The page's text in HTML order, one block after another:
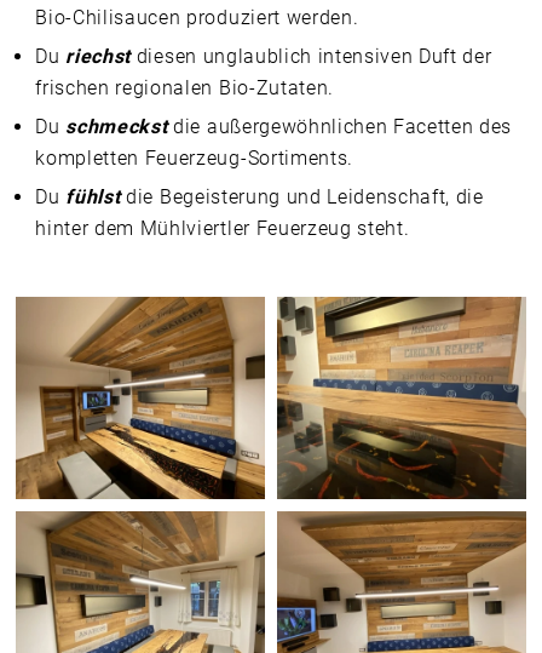
Bio-Chilisaucen produziert werden.
Du riechstdiesen unglaublich intensiven Duft der
frischen regionalen Bio-Zutaten.
Du schmeckstdie außergewöhnlichen Facetten des
kompletten Feuerzeug-Sortiments.
Du fühlstdie Begeisterung und Leidenschaft, die
hinter dem Mühlviertler Feuerzeug steht.